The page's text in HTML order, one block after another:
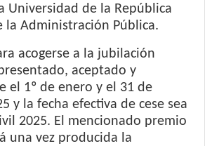
Universidad de la República
la Administración Pública.
acogerse a la jubilación
aceptado y
el 1º de enero y el 31 de
y la fecha efectiva de cese sea
2025. El mencionado premio
una vez producida la